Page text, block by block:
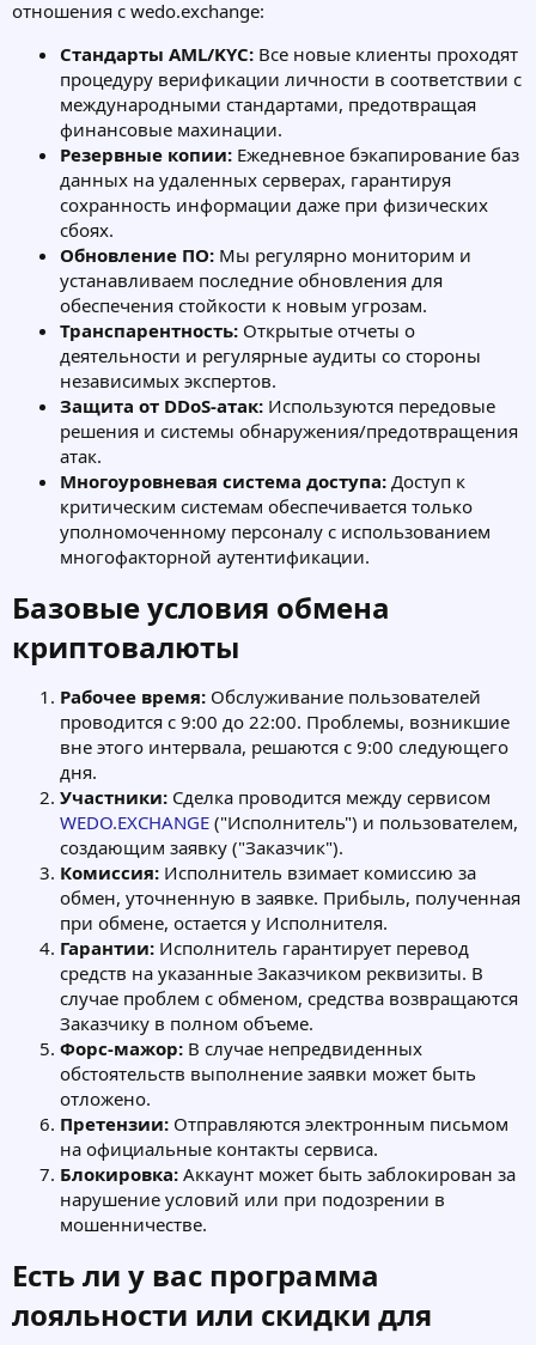
отношения с wedo.exchange:
Стандарты AML/KYC: Все новые клиенты проходят
процедуру верификации личности в соответствии с
международными стандартами, предотвращая
финансовые махинации.
Резервные копии: Ежедневное бэкапирование баз
данных на удаленных серверах, гарантируя
сохранность информации даже при физических
сбоях.
Обновление ПО: Мы регулярно мониторим и
устанавливаем последние обновления для
обеспечения стойкости к новым угрозам.
Транспарентность: Открытые отчеты о
деятельности и регулярные аудиты со стороны
независимых экспертов.
Защита от DDoS-атак: Используются передовые
решения и системы обнаружения/предотвращения
атак.
Многоуровневая система доступа: Доступ к
критическим системам обеспечивается только
уполномоченному персоналу с использованием
многофакторной аутентификации.
Базовые условия обмена
криптовалюты​
Рабочее время: Обслуживание пользователей
проводится с 9:00 до 22:00. Проблемы, возникшие
вне этого интервала, решаются с 9:00 следующего
дня.
Участники: Сделка проводится между сервисом
WEDO.EXCHANGE ("Исполнитель") и пользователем,
создающим заявку ("Заказчик").
Комиссия: Исполнитель взимает комиссию за
обмен, уточненную в заявке. Прибыль, полученная
при обмене, остается у Исполнителя.
Гарантии: Исполнитель гарантирует перевод
средств на указанные Заказчиком реквизиты. В
случае проблем с обменом, средства возвращаются
Заказчику в полном объеме.
Форс-мажор: В случае непредвиденных
обстоятельств выполнение заявки может быть
отложено.
Претензии: Отправляются электронным письмом
на официальные контакты сервиса.
Блокировка: Аккаунт может быть заблокирован за
нарушение условий или при подозрении в
мошенничестве.
Есть ли у вас программа
лояльности или скидки для